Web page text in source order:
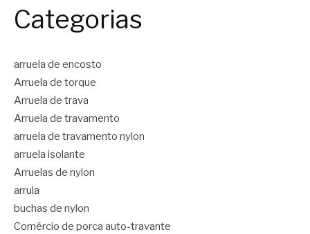
Categorias
arruela de encosto
Arruela de torque
Arruela de trava
Arruela de travamento
arruela de travamento nylon
arruela isolante
Arruelas de nylon
arrula
buchas de nylon
Comércio de porca auto-travante